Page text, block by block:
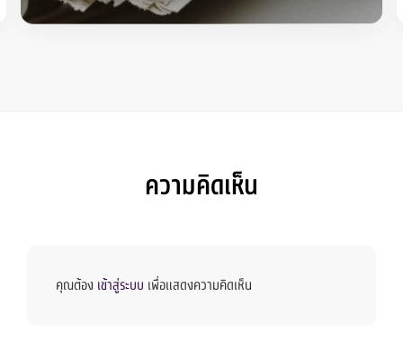
ความคิดเห็น
คุณต้อง เข้าสู่ระบบ เพื่อแสดงความคิดเห็น